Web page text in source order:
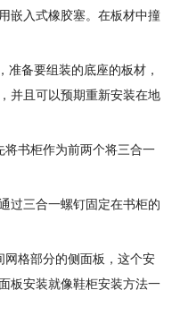
嵌入式橡胶塞。在板材中撞
准备要组装的底座的板材，
并且可以预期重新安装在地
书柜作为前两个将三合一
过三合一螺钉固定在书柜的
格部分的侧面板，这个安
板安装就像鞋柜安装方法一